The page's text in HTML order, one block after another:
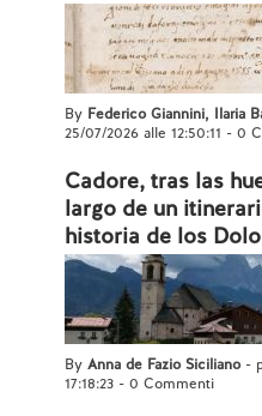
By Federico Giannini, Ilaria
25/07/2026 alle 12:50:11 -0
Cadore, tras las
largo de un
historia de los
ByAnna de Fazio Siciliano-
17:18:23 -0 Commenti